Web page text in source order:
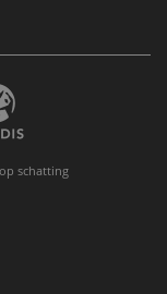
schatting